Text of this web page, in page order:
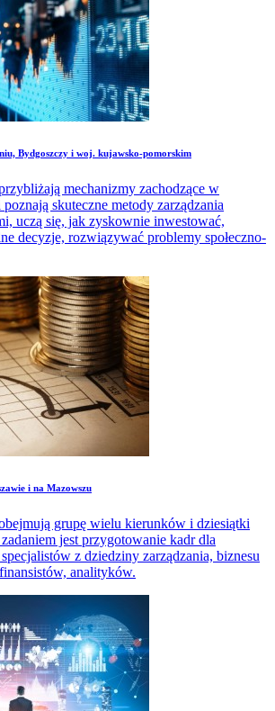
Bydgoszczy i woj. kujawsko-pomorskim
mechanizmy zachodzące w
skuteczne metody zarządzania
uczą się, jak zyskownie inwestować,
decyzje, rozwiązywać problemy społeczno-
i na Mazowszu
grupę wielu kierunków i dziesiątki
jest przygotowanie kadr dla
z dziedziny zarządzania, biznesu
analityków.